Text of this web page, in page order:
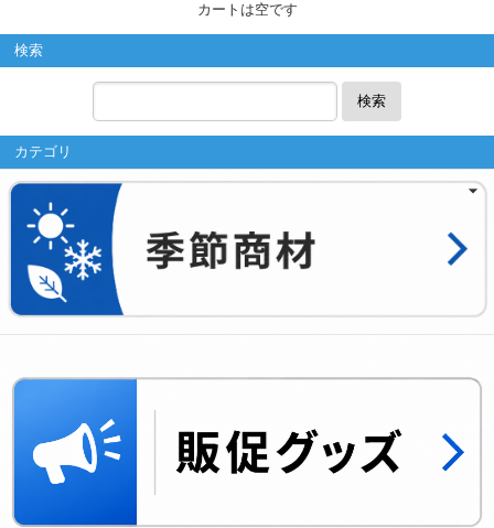
カートは空です
検索
検索
カテゴリ